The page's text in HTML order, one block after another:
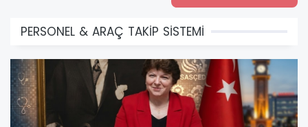
PERSONEL & ARAÇ TAKİP SİSTEMİ